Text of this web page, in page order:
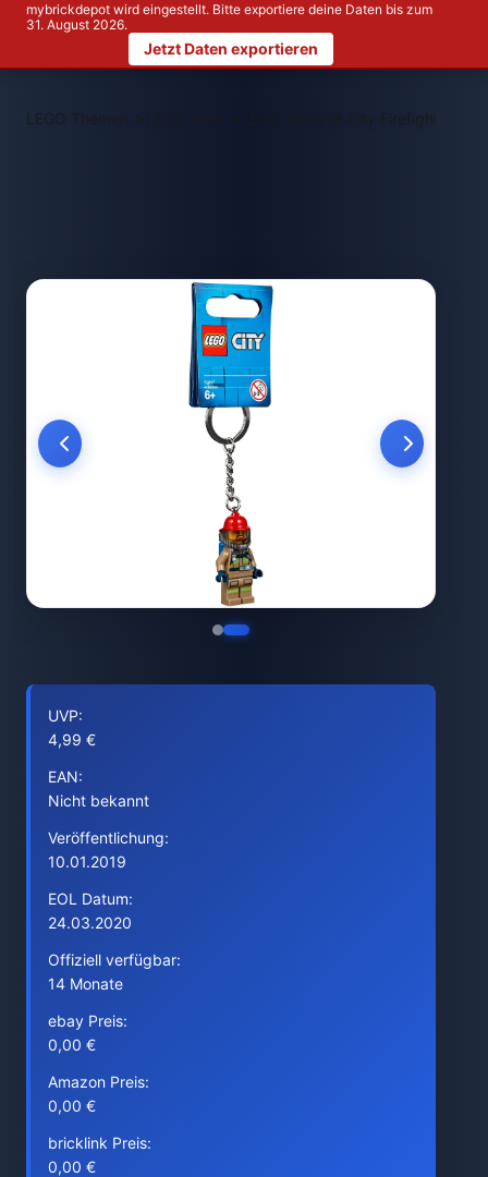
mybrickdepot wird eingestellt. Bitte exportiere deine Daten bis zum
31. August 2026.
Jetzt Daten exportieren
LEGO Themen > LEGO 853918 City Firefighter Key
UVP:
4,99 €
EAN:
Nicht bekannt
Veröffentlichung:
10.01.2019
EOL Datum:
24.03.2020
Offiziell verfügbar:
14 Monate
ebay Preis:
0,00 €
Amazon Preis:
0,00 €
bricklink Preis:
0,00 €